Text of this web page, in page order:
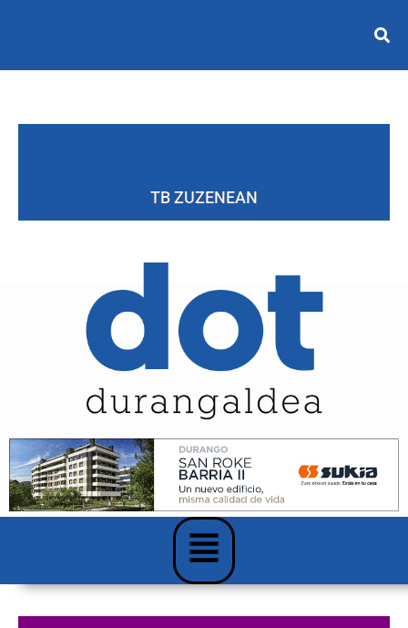
TB ZUZENEAN